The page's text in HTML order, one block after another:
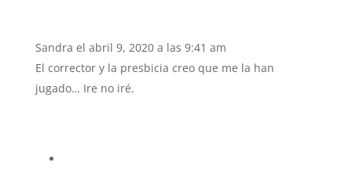
Sandra el abril 9, 2020 a las 9:41 am
El corrector y la presbicia creo que me la han
jugado… Ire no iré.